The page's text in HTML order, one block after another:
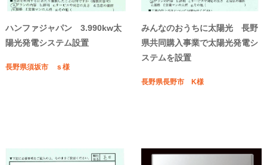
ハンファジャパン 3.990kw太
陽光発電システム設置
長野県須坂市 ｓ様
みんなのおうちに太陽光 長野
県共同購入事業で太陽光発電シ
ステムを設置
長野県長野市 K様